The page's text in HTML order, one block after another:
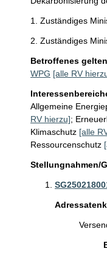
1. Zuständiges
2. Zuständiges
Betroffenes
WPG [alle RV
Allgemeine
RV hierzu];
Klimaschutz [alle
Ressourcenschutz
Stellungnahmen/